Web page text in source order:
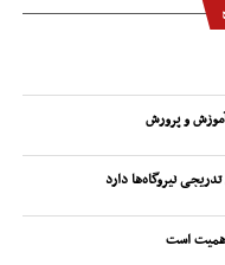
و پرورش
نیروگاه‌ها دارد
است